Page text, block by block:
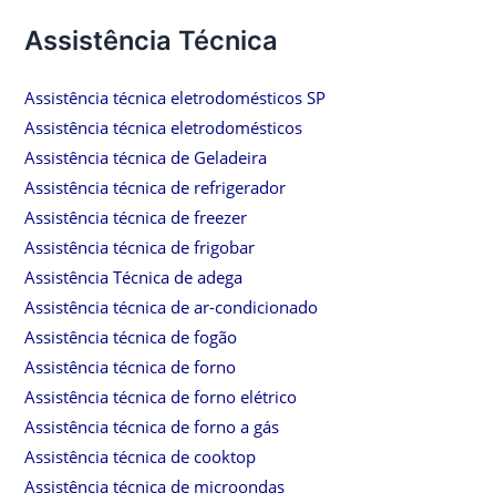
Assistência Técnica
Assistência técnica eletrodomésticos SP
Assistência técnica eletrodomésticos
Assistência técnica de Geladeira
Assistência técnica de refrigerador
Assistência técnica de freezer
Assistência técnica de frigobar
Assistência Técnica de adega
Assistência técnica de ar-condicionado
Assistência técnica de fogão
Assistência técnica de forno
Assistência técnica de forno elétrico
Assistência técnica de forno a gás
Assistência técnica de cooktop
Assistência técnica de microondas